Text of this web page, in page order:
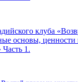
клуба
основы,
Часть 1.